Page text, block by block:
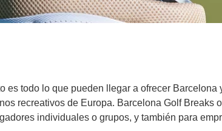
es todo lo que pueden llegar a ofrecer
recreativos de Europa. Barcelona Golf Breaks
individuales o grupos, y también para